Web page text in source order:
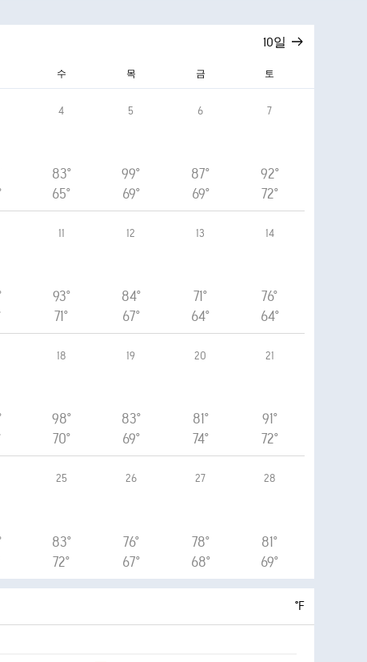
10일
수 목 금 토
4
83°
65°
5
99°
69°
6
87°
69°
7
92°
72°
11
93°
71°
12
84°
67°
13
71°
64°
14
76°
64°
18
98°
70°
19
83°
69°
20
81°
74°
21
91°
72°
25
83°
72°
26
76°
67°
27
78°
68°
28
81°
69°
°F